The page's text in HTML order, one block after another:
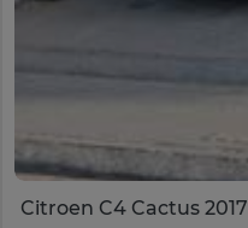
Citroen C4 Cactus 2017